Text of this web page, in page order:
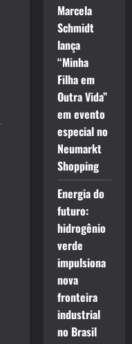
Marcela
Schmidt
lança
“Minha
Filha em
Outra Vida”
em evento
especial no
Neumarkt
Shopping
Energia do
futuro:
hidrogênio
verde
impulsiona
nova
fronteira
industrial
no Brasil